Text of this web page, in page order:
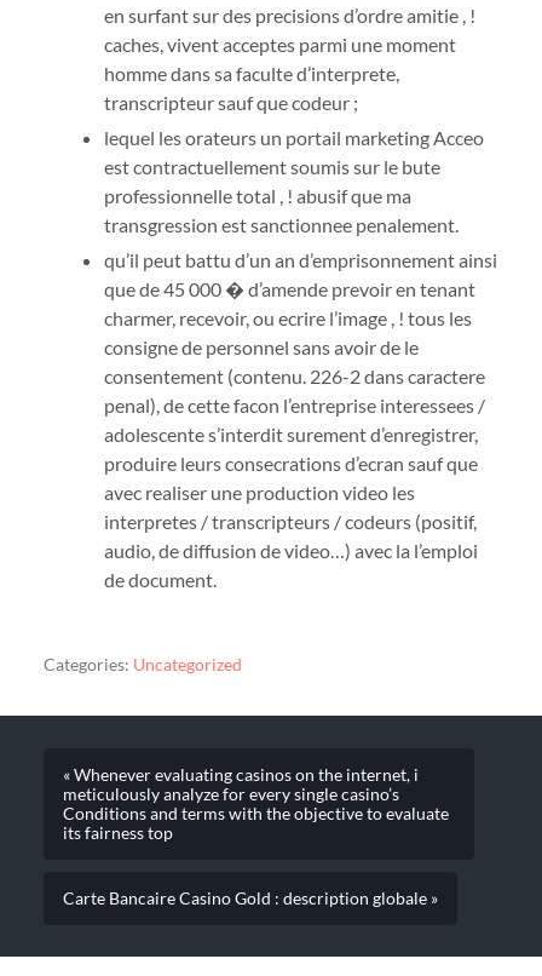
en surfant sur des precisions d’ordre amitie , !
caches, vivent acceptes parmi une moment
homme dans sa faculte d’interprete,
transcripteur sauf que codeur ;
lequel les orateurs un portail marketing Acceo
est contractuellement soumis sur le bute
professionnelle total , ! abusif que ma
transgression est sanctionnee penalement.
qu’il peut battu d’un an d’emprisonnement ainsi
que de 45 000 � d’amende prevoir en tenant
charmer, recevoir, ou ecrire l’image , ! tous les
consigne de personnel sans avoir de le
consentement (contenu. 226-2 dans caractere
penal), de cette facon l’entreprise interessees /
adolescente s’interdit surement d’enregistrer,
produire leurs consecrations d’ecran sauf que
avec realiser une production video les
interpretes / transcripteurs / codeurs (positif,
audio, de diffusion de video…) avec la l’emploi
de document.
Categories: Uncategorized
« Whenever evaluating casinos on the internet, i
meticulously analyze for every single casino’s
Conditions and terms with the objective to evaluate
its fairness top
Carte Bancaire Casino Gold : description globale »